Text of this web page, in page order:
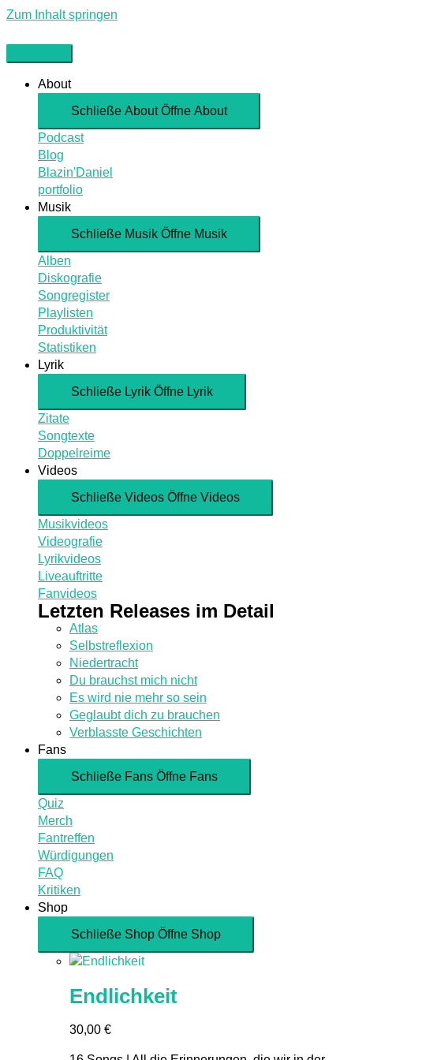
Zum Inhalt springen
About
Schließe About Öffne About
Podcast
Blog
Blazin'Daniel
portfolio
Musik
Schließe Musik Öffne Musik
Alben
Diskografie
Songregister
Playlisten
Produktivität
Statistiken
Lyrik
Schließe Lyrik Öffne Lyrik
Zitate
Songtexte
Doppelreime
Videos
Schließe Videos Öffne Videos
Musikvideos
Videografie
Lyrikvideos
Liveauftritte
Fanvideos
Letzten Releases im Detail
Atlas
Selbstreflexion
Niedertracht
Du brauchst mich nicht
Es wird nie mehr so sein
Geglaubt dich zu brauchen
Verblasste Geschichten
Fans
Schließe Fans Öffne Fans
Quiz
Merch
Fantreffen
Würdigungen
FAQ
Kritiken
Shop
Schließe Shop Öffne Shop
Endlichkeit
30,00 €